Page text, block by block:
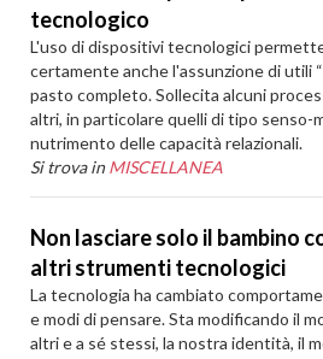
tecnologico
L'uso di dispositivi tecnologici
certamente anche l'assunzione di utili
pasto completo. Sollecita alcuni
altri, in particolare quelli di tipo senso-
nutrimento delle capacità relazionali.
Si trova in MISCELLANEA
Non lasciare solo il bambino
altri strumenti tecnologici
La tecnologia ha cambiato
e modi di pensare. Sta modificando il
altri e a sé stessi, la nostra identità, il